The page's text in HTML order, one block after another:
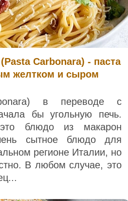
Carbonara) - паста
желтком и сыром
в переводе с
бы угольную печь.
блюдо из макарон
сытное блюдо для
регионе Италии, но
В любом случае, это